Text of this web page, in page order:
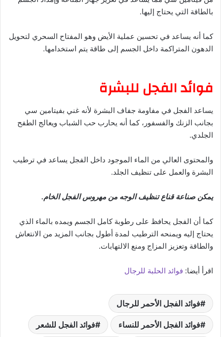
بالطاقة التي يحتاج إليها.
كما أنه يساعد في تحسين عملية الأيض وهو المفتاح السحري لتحويل
الدهون المتراكمة داخل الجسم إلى طاقة يتم استخدامها.
فوائد الفجل للبشرة
يساعد الفجل في مفاومة جفاف البشرة لأنه غني بفيتامين سي
بجانب الزنك والفسفور، كما أنه يحارب حب الشباب ويعالج الطفح
الجلدي.
والمحتوى العالي من الماء الموجود داخل الفجل يساعد في ترطيب
البشرة والعمل على تنظيف الجلد.
يمكن صناعة قناع تنظيف الوجه من مهروس الفجل الخام.
كما أن الفجل يحافظ على رطوبة كامل الجسم ويمده بالماء الذي
يحتاج إليه ويمنحه الترطيب لمدة أطول بجانب المزيد من الانتعاش
والطاقة وتعزيز المزاج ومنع الالتهابات.
اقرأ أيضا: فوائد الحلبة للرجال
فوائد الفجل الأحمر للرجال
فوائد الفجل الأحمر للنساء فوائد الفجل للشعر